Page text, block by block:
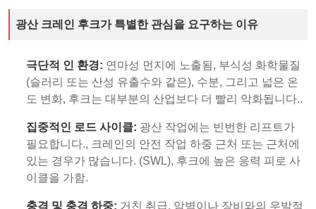
광산 크레인 후크가 특별한 관심을 요구하는 이유
극단적 인 환경: 연마성 먼지에 노출됨, 부식성 화학물질
(슬러리 또는 산성 유출수와 같은), 수분, 그리고 넓은 온
도 변화, 후크는 대부분의 산업보다 더 빨리 악화됩니다..
집중적인 로드 사이클: 광산 작업에는 빈번한 리프트가
필요합니다., 크레인의 안전 작업 하중 근처 또는 근처에
있는 경우가 많습니다. (SWL), 후크에 높은 응력 피로 사
이클을 가함.
충격 및 충격 하중: 거친 취급, 암벽이나 장비와의 우발적